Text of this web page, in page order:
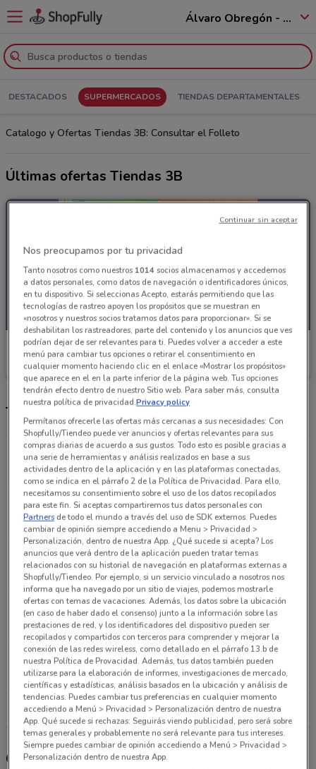
Álvaro Obregón - 01520
DESTACADOS SUPERMERCADOS TIENDAS DEPARTAMENTALES
Catalogo y Ofertas Tiendas 3B: Consultar el Folleto
Últimas ofertas Tiendas 3B
Tiendas 3B
Caduca el 31/08 481 m
Tiendas Tiendas 3B más cercanas
Av. Coyoacán 425 Benito Juárez
481 m
CERRADO
Avenida Coyoacán No 896 Benito Juarez
732 m
CERRADO
Porfirio Diaz s/n Ciudad De México
982 m
Porfirio Diaz s/n Cdmx
982 m
Gabriel Mancera No 154 Cdmx
1.2 km
CERRADO
Todas las tiendas Tiendas 3B
Otros catálogos cercanos
Nos preocupamos por tu privacidad
Tanto nosotros como nuestros 1014socios almacenamos y accedemos
a datos personales, como datos de navegación o identificadores únicos,
en tu dispositivo. Si seleccionas Acepto, estarás permitiendo que las
tecnologías de rastreo apoyen los propósitos que se muestran en
«nosotros y nuestros socios tratamos datos para proporcionar». Si se
deshabilitan los rastreadores, parte del contenido y los anuncios que ves
podrían dejar de ser relevantes para ti. Puedes volver a acceder a este
menú para cambiar tus opciones o retirar el consentimiento en
cualquier momento haciendo clic en el enlace «Mostrar los propósitos»
que aparece en el en la parte inferior de la página web. Tus opciones
tendrán efecto dentro de nuestro Sitio web. Para saber más, consulta
nuestra política de privacidad.Privacy policy
Permítanos ofrecerle las ofertas más cercanas a sus necesidades: Con
Shopfully/Tiendeo puede ver anuncios y ofertas relevantes para sus
compras diarias de acuerdo a sus gustos. Todo esto es posible gracias a
una serie de herramientas y análisis realizados en base a sus
actividades dentro de la aplicación y en las plataformas conectadas,
como se indica en el párrafo 2 de la Política de Privacidad. Para ello,
necesitamos su consentimiento sobre el uso de los datos recopilados
para este fin. Si aceptas compartiremos tus datos personales con
Partners de todo el mundo a través del uso de SDK externos. Puedes
cambiar de opinión siempre accediendo a Menu > Privacidad >
Personalización, dentro de nuestra App. ¿Qué sucede si acepta? Los
anuncios que verá dentro de la aplicación pueden tratar temas
relacionados con su historial de navegación en plataformas externas a
Shopfully/Tiendeo. Por ejemplo, si un servicio vinculado a nosotros nos
informa que ha navegado por un sitio de viajes, podemos mostrarle
ofertas con temas de vacaciones. Además, los datos sobre la ubicación
(en caso de haber dado el consenso) junto a la información sobre las
prestaciones de red, y los identificadores del dispositivo pueden ser
recopilados y compartidos con terceros para comprender y mejorar la
conexión de las redes wireless, como detallado en el párrafo 13.b de
nuestra Política de Provacidad. Además, tus datos también pueden
utilizarse para la elaboración de informes, investigaciones de mercado,
científicas y estadísticas, análisis basados en la ubicación y análisis de
tendencias. Puedes cambiar tus preferencias en cualquier momento
accediendo a Menú > Privacidad > Personalización dentro de nuestra
App. Qué sucede si rechazas: Seguirás viendo publicidad, pero será sobre
temas generales y probablemente no será relevante para tus intereses.
Siempre puedes cambiar de opinión accediendo a Menú > Privacidad >
Personalización dentro de nuestra App.
Continuar sin aceptar